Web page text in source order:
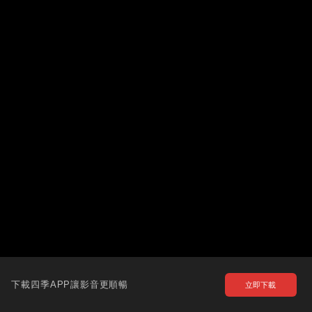
下載四季APP讓影音更順暢 立即下載